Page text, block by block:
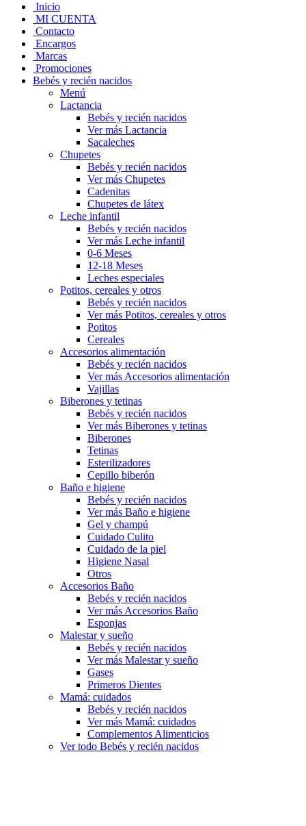
Inicio
MI CUENTA
Contacto
Encargos
Marcas
Promociones
Bebés y recién nacidos
Menú
Lactancia
Bebés y recién nacidos
Ver más Lactancia
Sacaleches
Chupetes
Bebés y recién nacidos
Ver más Chupetes
Cadenitas
Chupetes de látex
Leche infantil
Bebés y recién nacidos
Ver más Leche infantil
0-6 Meses
12-18 Meses
Leches especiales
Potitos, cereales y otros
Bebés y recién nacidos
Ver más Potitos, cereales y otros
Potitos
Cereales
Accesorios alimentación
Bebés y recién nacidos
Ver más Accesorios alimentación
Vajillas
Biberones y tetinas
Bebés y recién nacidos
Ver más Biberones y tetinas
Biberones
Tetinas
Esterilizadores
Cepillo biberón
Baño e higiene
Bebés y recién nacidos
Ver más Baño e higiene
Gel y champú
Cuidado Culito
Cuidado de la piel
Higiene Nasal
Otros
Accesorios Baño
Bebés y recién nacidos
Ver más Accesorios Baño
Esponjas
Malestar y sueño
Bebés y recién nacidos
Ver más Malestar y sueño
Gases
Primeros Dientes
Mamá: cuidados
Bebés y recién nacidos
Ver más Mamá: cuidados
Complementos Alimenticios
Ver todo Bebés y recién nacidos